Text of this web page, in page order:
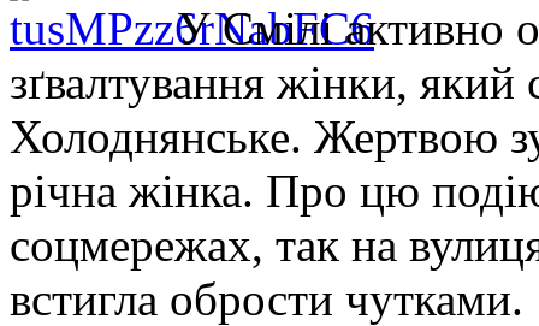
У Смілі активно
зґвалтування жінки, який
Холоднянське. Жертвою
річна жінка. Про цю
соцмережах, так на
встигла обрости чутками.